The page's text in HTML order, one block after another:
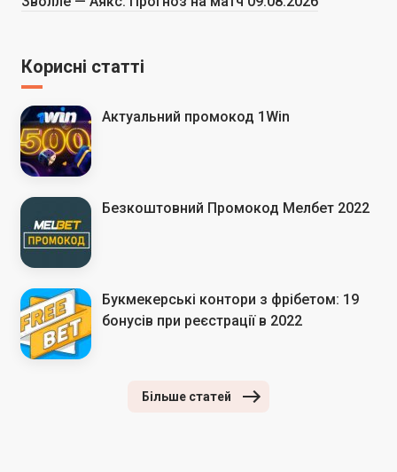
Корисні статті
Актуальний промокод 1Win
Безкоштовний Промокод Мелбет 2022
Букмекерські контори з фрібетом: 19
бонусів при реєстрації в 2022
Більше статей